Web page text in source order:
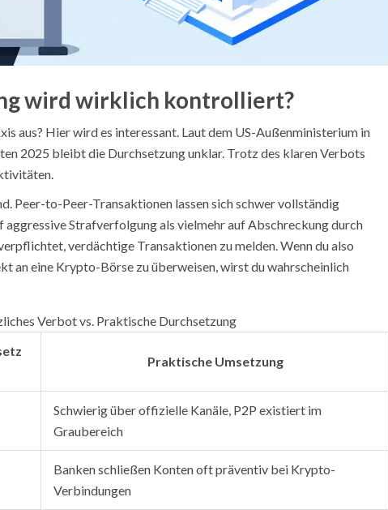
wird wirklich kontrolliert?
aus? Hier wird es interessant. Laut dem US-Außenministerium in
2025 bleibt die Durchsetzung unklar. Trotz des klaren Verbots
Peer-to-Peer-Transaktionen lassen sich schwer vollständig
aggressive Strafverfolgung als vielmehr auf Abschreckung durch
verdächtige Transaktionen zu melden. Wenn du also
an eine Krypto-Börse zu überweisen, wirst du wahrscheinlich
Verbot vs. Praktische Durchsetzung
Praktische Umsetzung
Schwierig über offizielle Kanäle, P2P existiert im
Graubereich
Banken schließen Konten oft präventiv bei Krypto-
Verbindungen